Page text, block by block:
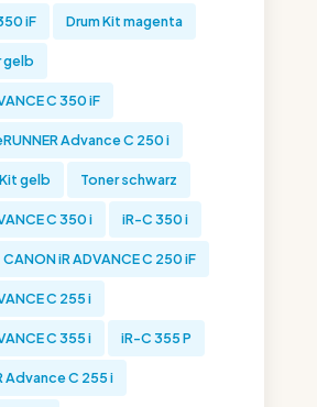
iF Drum Kit magenta
gelb
C 350 iF
Advance C 250 i
gelb Toner schwarz
C 350 i iR-C 350 i
CANON iR ADVANCE C 250 iF
C 255 i
C 355 i iR-C 355 P
Advance C 255 i